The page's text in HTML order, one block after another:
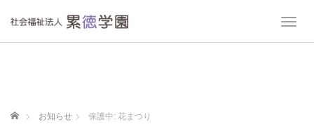
T
ホーム お知らせ 保護中: 花まつり